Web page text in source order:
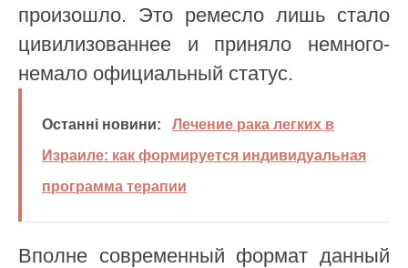
произошло. Это ремесло лишь стало
цивилизованнее и приняло немного-
немало официальный статус.
Останні новини:
Лечение рака легких в
Израиле: как формируется индивидуальная
программа терапии
Вполне современный формат данный